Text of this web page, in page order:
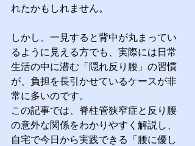
れたかもしれません。
しかし、一見すると背中が丸まってい
るように見える方でも、実際には日常
生活の中に潜む「隠れ反り腰」の習慣
が、負担を長引かせているケースが非
常に多いのです。
この記事では、脊柱管狭窄症と反り腰
の意外な関係をわかりやすく解説し、
自宅で今日から実践できる「腰に優し